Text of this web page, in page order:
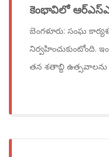
కెంభావిలో
బెంగళూరు: సంఘ
నిర్వహించుకుంటోంది.
తన శతాబ్ది ఉత్సవాలను